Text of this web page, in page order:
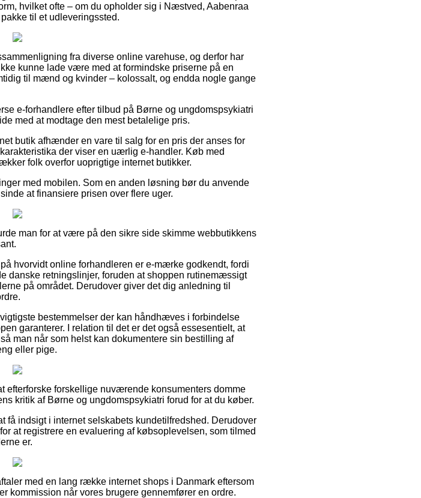
hvilket ofte – om du opholder sig i Næstved, Aabenraa
til et udleveringssted.
fra diverse online varehuse, og derfor har
kunne lade være med at formindske priserne på en
til mænd og kvinder – kolossalt, og endda nogle gange
e-forhandlere efter tilbud på Børne og ungdomspsykiatri
med at modtage den mest betalelige pris.
butik afhænder en vare til salg for en pris der anses for
der viser en uærlig e-handler. Køb med
folk overfor uoprigtige internet butikker.
med mobilen. Som en anden løsning bør du anvende
at finansiere prisen over flere uger.
man for at være på den sikre side skimme webbutikkens
hvorvidt online forhandleren er e-mærke godkendt, fordi
danske retningslinjer, foruden at shoppen rutinemæssigt
på området. Derudover giver det dig anledning til
bestemmelser der kan håndhæves i forbindelse
garanterer. I relation til det er det også essesentielt, at
man når som helst kan dokumentere sin bestilling af
eller pige.
forskellige nuværende konsumenters domme
kritik af Børne og ungdomspsykiatri forud for at du køber.
få indsigt i internet selskabets kundetilfredshed. Derudover
at registrere en evaluering af købsoplevelsen, som tilmed
er.
med en lang række internet shops i Danmark eftersom
kommission når vores brugere gennemfører en ordre.